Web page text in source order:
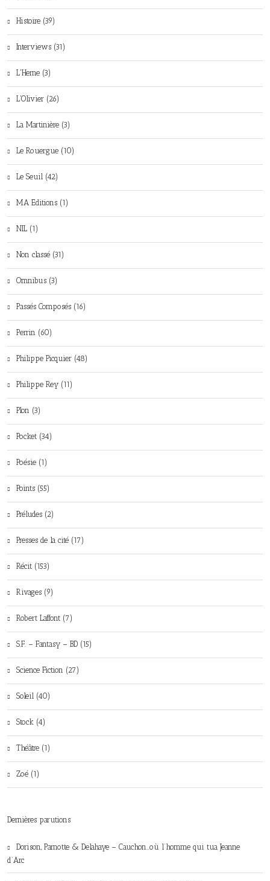
Histoire (39)
Interviews (31)
L'Herne (3)
L'Olivier (26)
La Martinière (3)
Le Rouergue (10)
Le Seuil (42)
MA Editions (1)
NIL (1)
Non classé (31)
Omnibus (3)
Passés Composés (16)
Perrin (60)
Philippe Picquier (48)
Philippe Rey (11)
Plon (3)
Pocket (34)
Poésie (1)
Points (55)
Préludes (2)
Presses de la cité (17)
Récit (153)
Rivages (9)
Robert Laffont (7)
S.F. – Fantasy – BD (15)
Science Fiction (27)
Soleil (40)
Stock (4)
Théâtre (1)
Zoé (1)
Dernières parutions
Dorison, Parnotte & Delahaye – Cauchon…où l’homme qui tua Jeanne
d’Arc